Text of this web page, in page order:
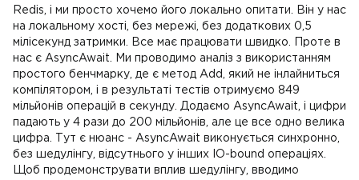
Redis, і ми просто хочемо його локально опитати. Він у нас
на локальному хості, без мережі, без додаткових 0,5
мілісекунд затримки. Все має працювати швидко. Проте в
нас є AsyncAwait. Ми проводимо аналіз з використанням
простого бенчмарку, де є метод Add, який не інлайниться
компілятором, і в результаті тестів отримуємо 849
мільйонів операцій в секунду. Додаємо AsyncAwait, і цифри
падають у 4 рази до 200 мільйонів, але це все одно велика
цифра. Тут є нюанс - AsyncAwait виконується синхронно,
без шедулінгу, відсутнього у інших IO-bound операціях.
Щоб продемонструвати вплив шедулінгу, вводимо